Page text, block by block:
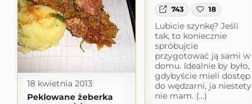
743 18
Lubicie szynkę? Jeśli
tak, to koniecznie
spróbujcie
przygotować ją sami w
domu. Idealnie by było,
gdybyście mieli dostęp
do wędzarni, ja niestety
nie mam. (...)
18 kwietnia 2013
Peklowane żeberka